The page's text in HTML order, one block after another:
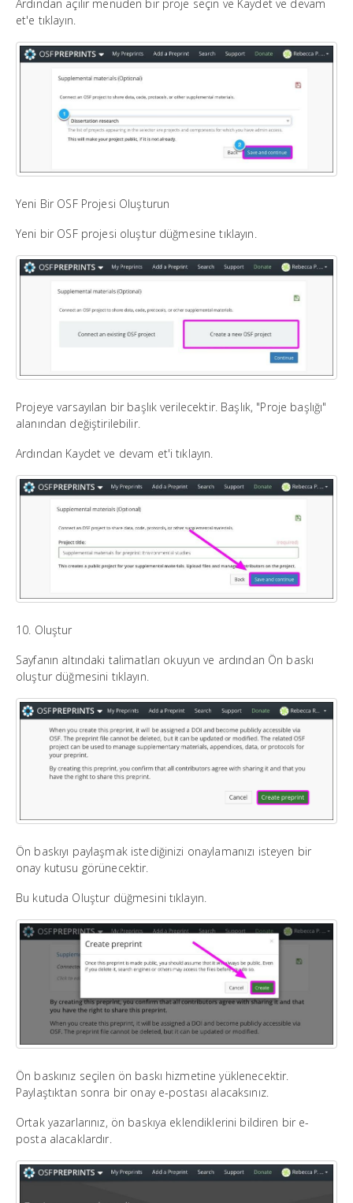
Ardından açılır menüden bir proje seçin ve Kaydet ve devam
et'e tıklayın.
Yeni Bir OSF Projesi Oluşturun
Yeni bir OSF projesi oluştur düğmesine tıklayın.
Projeye varsayılan bir başlık verilecektir. Başlık, "Proje başlığı"
alanından değiştirilebilir.
Ardından Kaydet ve devam et'i tıklayın.
10. Oluştur
Sayfanın altındaki talimatları okuyun ve ardından Ön baskı
oluştur düğmesini tıklayın.
Ön baskıyı paylaşmak istediğinizi onaylamanızı isteyen bir
onay kutusu görünecektir.
Bu kutuda Oluştur düğmesini tıklayın.
Ön baskınız seçilen ön baskı hizmetine yüklenecektir.
Paylaştıktan sonra bir onay e-postası alacaksınız.
Ortak yazarlarınız, ön baskıya eklendiklerini bildiren bir e-
posta alacaklardır.